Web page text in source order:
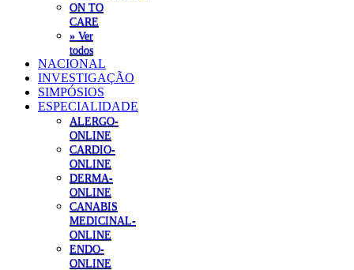
ON TO
CARE
» Ver
todos
NACIONAL
INVESTIGAÇÃO
SIMPÓSIOS
ESPECIALIDADE
ALERGO-
ONLINE
CARDIO-
ONLINE
DERMA-
ONLINE
CANABIS
MEDICINAL-
ONLINE
ENDO-
ONLINE